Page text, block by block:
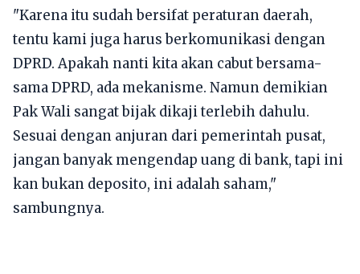
"Karena itu sudah bersifat peraturan daerah,
tentu kami juga harus berkomunikasi dengan
DPRD. Apakah nanti kita akan cabut bersama-
sama DPRD, ada mekanisme. Namun demikian
Pak Wali sangat bijak dikaji terlebih dahulu.
Sesuai dengan anjuran dari pemerintah pusat,
jangan banyak mengendap uang di bank, tapi ini
kan bukan deposito, ini adalah saham,"
sambungnya.